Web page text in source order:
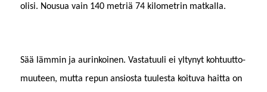
olisi. Nousua vain 140 metriä 74 kilo­metrin matkalla.
Sää läm­min ja aurinkoinen. Vas­tatu­uli ei yltynyt kohtu­ut­to­
muu­teen, mut­ta repun ansios­ta tuules­ta koitu­va hait­ta on